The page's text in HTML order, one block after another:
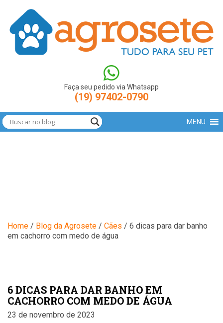
Date().getTime(),event:'gtm.js'});var
f=d.getElementsByTagName(s)[0],
j=d.createElement(s),dl=l!='dataLayer'?'&l='+l:'';j.async=true;j.src=
'https://www.googletagmanager.com/gtm.js?
id='+i+dl;f.parentNode.insertBefore(j,f); })
(window,document,'script','dataLayer','GTM-N9LBXCV');
Faça seu pedido via Whatsapp
(19) 97402-0790
MENU
Blog
Home / Blog da Agrosete / Cães / 6 dicas para dar banho
em cachorro com medo de água
6 DICAS PARA DAR BANHO EM
CACHORRO COM MEDO DE ÁGUA
23 de novembro de 2023